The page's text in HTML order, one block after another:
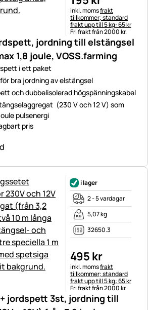
jordning till elstängsel
1,8 joule, VOSS.farming
i ett paket
bra jordning av elstängsel
och dubbelisolerad högspänningskabel
(230 V och 12 V) som
pulsenergi
pris
Skatteinformation:
inkl. momsfrakt
tillkommer; standard
frakt upp till 5 kg: 65 kr
Fri frakt från 2000 kr.
jordspett 3st, jordning till
i lager
2 - 5 vardagar
5,07 kg
32650.3
495 kr
Skatteinformation:
inkl. momsfrakt
tillkommer; standard
frakt upp till 5 kg: 65 kr
Fri frakt från 2000 kr.